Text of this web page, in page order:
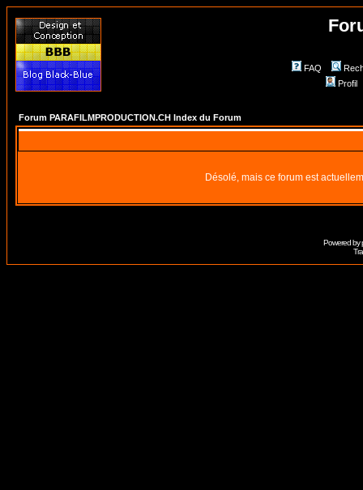
FAQ
Profil
Forum PARAFILMPRODUCTION.CH Index du Forum
Désolé, mais ce forum est
Powered by